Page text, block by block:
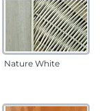
Nature White